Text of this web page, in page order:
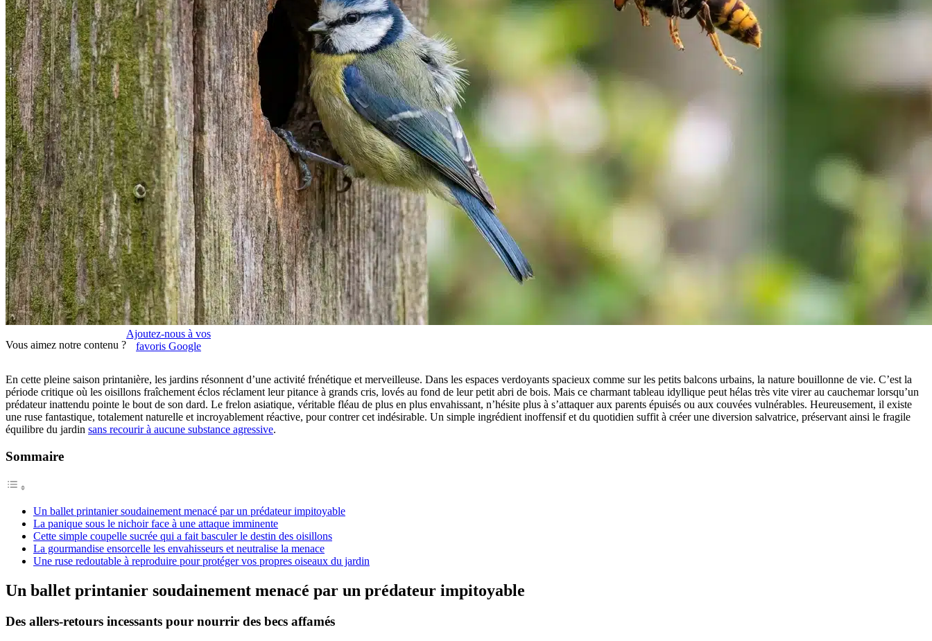
Vous aimez notre contenu ?
Ajoutez-nous à vos
favoris Google
En cette pleine saison printanière, les jardins résonnent d’une activité frénétique et merveilleuse. Dans les espaces verdoyants spacieux comme sur les petits balcons urbains, la nature bouillonne de vie. C’est la
période critique où les oisillons fraîchement éclos réclament leur pitance à grands cris, lovés au fond de leur petit abri de bois. Mais ce charmant tableau idyllique peut hélas très vite virer au cauchemar lorsqu’un
prédateur inattendu pointe le bout de son dard. Le frelon asiatique, véritable fléau de plus en plus envahissant, n’hésite plus à s’attaquer aux parents épuisés ou aux couvées vulnérables. Heureusement, il existe
une ruse fantastique, totalement naturelle et incroyablement réactive, pour contrer cet indésirable. Un simple ingrédient inoffensif et du quotidien suffit à créer une diversion salvatrice, préservant ainsi le fragile
équilibre du jardin sans recourir à aucune substance agressive.
Sommaire
Un ballet printanier soudainement menacé par un prédateur impitoyable
La panique sous le nichoir face à une attaque imminente
Cette simple coupelle sucrée qui a fait basculer le destin des oisillons
La gourmandise ensorcelle les envahisseurs et neutralise la menace
Une ruse redoutable à reproduire pour protéger vos propres oiseaux du jardin
Un ballet printanier soudainement menacé par un prédateur impitoyable
Des allers-retours incessants pour nourrir des becs affamés